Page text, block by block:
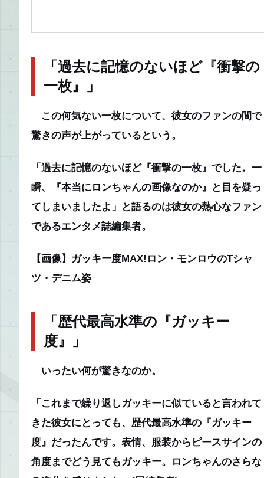
「過去に記憶のないほど『衝撃の
一枚』」
この何気ない一枚について、彼女のファンの間で
驚きの声が上がっているという。
「過去に記憶のないほど『衝撃の一枚』でした。一
瞬、『本当にロンちゃんの画像なのか』と目を疑っ
てしまいましたよ」
と語るのは彼女の熱心なファン
であるエンタメ誌編集者。
【画像】ガッキー度MAX!ロン・モンロウのTシャ
ツ・デニム姿
「歴代最高水準の『ガッキー
度』」
いったい何が驚きなのか。
「これまで繰り返しガッキーに似ていると言われて
きた彼女にとっても、歴代最高水準の『ガッキー
度』だったんです。表情、服装からピースサインの
角度までどう見てもガッキー。ロンちゃんのさらな